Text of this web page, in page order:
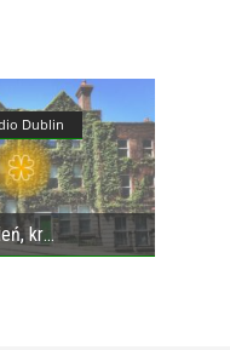
Dublin
kr